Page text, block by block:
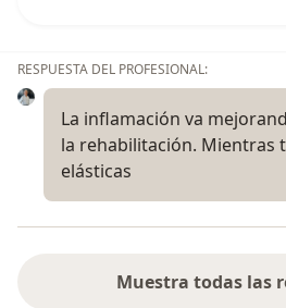
RESPUESTA DEL PROFESIONAL:
La inflamación va
la rehabilitación. Mientras
elásticas
Muestra todas las